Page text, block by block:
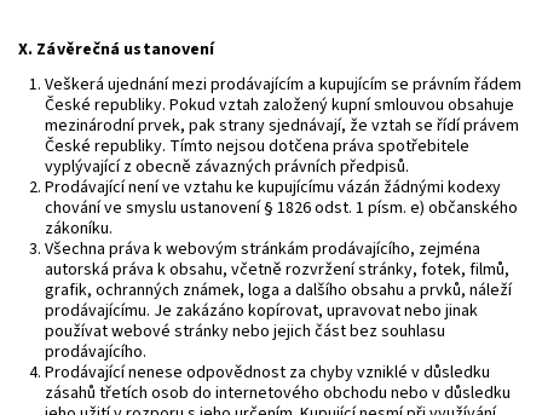
X. Závěrečná ustanovení
Veškerá ujednání mezi prodávajícím a kupujícím se právním řádem
České republiky. Pokud vztah založený kupní smlouvou obsahuje
mezinárodní prvek, pak strany sjednávají, že vztah se řídí právem
České republiky. Tímto nejsou dotčena práva spotřebitele
vyplývající z obecně závazných právních předpisů.
Prodávající není ve vztahu ke kupujícímu vázán žádnými kodexy
chování ve smyslu ustanovení § 1826 odst. 1 písm. e) občanského
zákoníku.
Všechna práva k webovým stránkám prodávajícího, zejména
autorská práva k obsahu, včetně rozvržení stránky, fotek, filmů,
grafik, ochranných známek, loga a dalšího obsahu a prvků, náleží
prodávajícímu. Je zakázáno kopírovat, upravovat nebo jinak
používat webové stránky nebo jejich část bez souhlasu
prodávajícího.
Prodávající nenese odpovědnost za chyby vzniklé v důsledku
zásahů třetích osob do internetového obchodu nebo v důsledku